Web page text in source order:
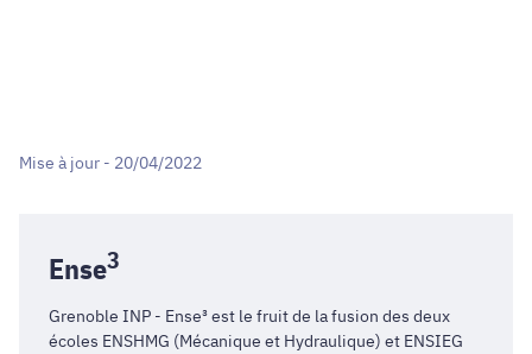
Mise à jour - 20/04/2022
Ense3
Grenoble INP - Ense³ est le fruit de la fusion des deux
écoles ENSHMG (Mécanique et Hydraulique) et ENSIEG